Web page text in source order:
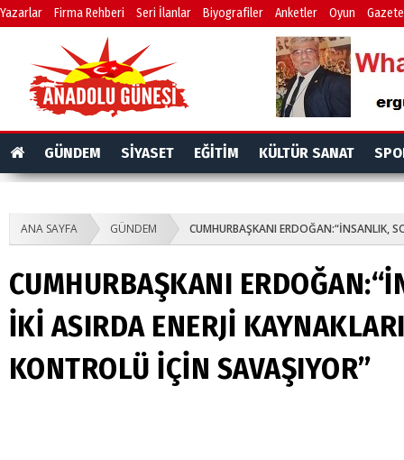
Yazarlar Firma Rehberi Seri İlanlar Biyografiler Anketler Oyun
GÜNDEM SİYASET EĞİTİM KÜLTÜR SANAT
ANA SAYFA GÜNDEM CUMHURBAŞKANI ERDOĞAN:“İNSANLIK,
CUMHURBAŞKANI
İKİ ASIRDA ENERJİ
KONTROLÜ İÇİN SAVAŞIYOR”